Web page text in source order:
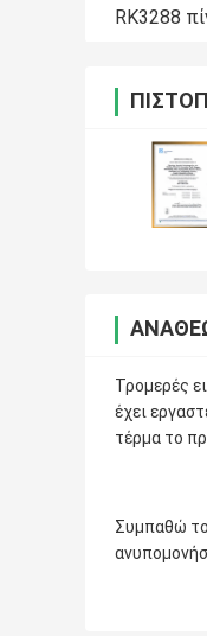
RK3288
Τρομερές
έχει
τέρμα το
Συμπαθώ